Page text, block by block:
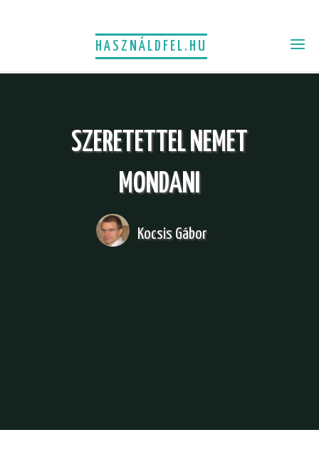
HASZNÁLDFEL.HU
SZERETETTEL NEMET
MONDANI
Kocsis Gábor